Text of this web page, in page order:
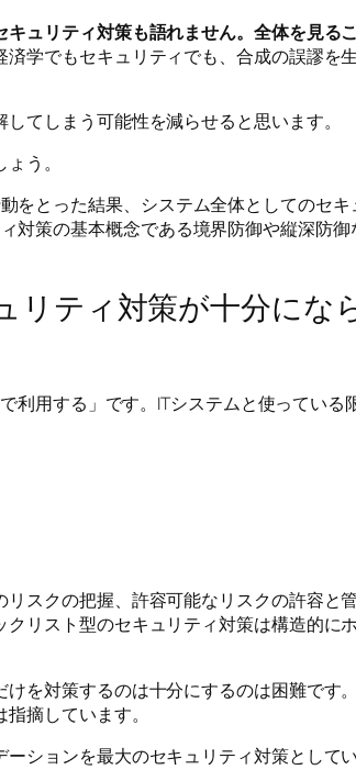
ュリティ対策も語れません。全体を見るこ
学でもセキュリティでも、合成の誤謬を
てしまう可能性を減らせると思います。
う。
とった結果、システム全体としてのセキ
策の基本概念である境界防御や縦深防
リティ対策が十分にな
用する」です。ITシステムと使ってい
スクの把握、許容可能なリスクの許容と
リスト型のセキュリティ対策は構造的に
を対策するのは十分にするのは困難です
摘しています。
ションを最大のセキュリティ対策としてい